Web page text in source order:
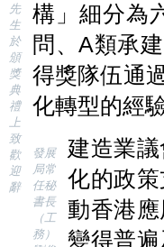
先
生
於
頒
獎
典
禮
上
致
歡
迎
辭
構」細分為
問、A類承
得獎隊伍通
化轉型的經
發展
局常
任秘
書長
（工
務）
建造業
化的政
動香港
變得普